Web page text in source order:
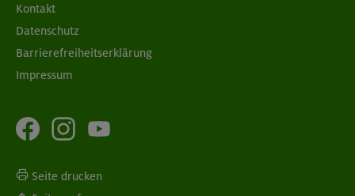
Kontakt
Datenschutz
Barrierefreiheitserklärung
Impressum
Seite drucken